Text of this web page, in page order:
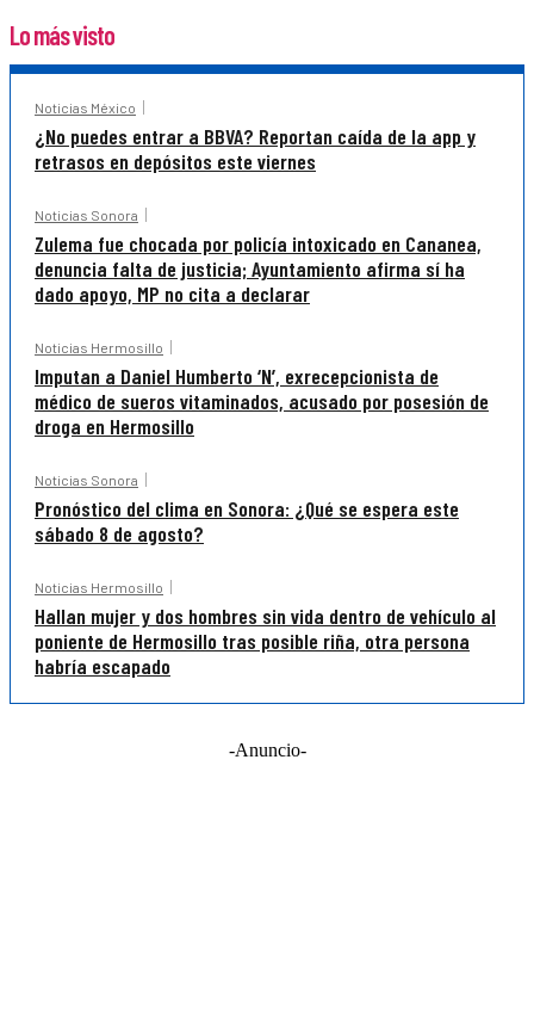
Lo más visto
Noticias México
¿No puedes entrar a BBVA? Reportan caída de la app y
retrasos en depósitos este viernes
Noticias Sonora
Zulema fue chocada por policía intoxicado en Cananea,
denuncia falta de justicia; Ayuntamiento afirma sí ha
dado apoyo, MP no cita a declarar
Noticias Hermosillo
Imputan a Daniel Humberto ‘N’, exrecepcionista de
médico de sueros vitaminados, acusado por posesión de
droga en Hermosillo
Noticias Sonora
Pronóstico del clima en Sonora: ¿Qué se espera este
sábado 8 de agosto?
Noticias Hermosillo
Hallan mujer y dos hombres sin vida dentro de vehículo al
poniente de Hermosillo tras posible riña, otra persona
habría escapado
-Anuncio-